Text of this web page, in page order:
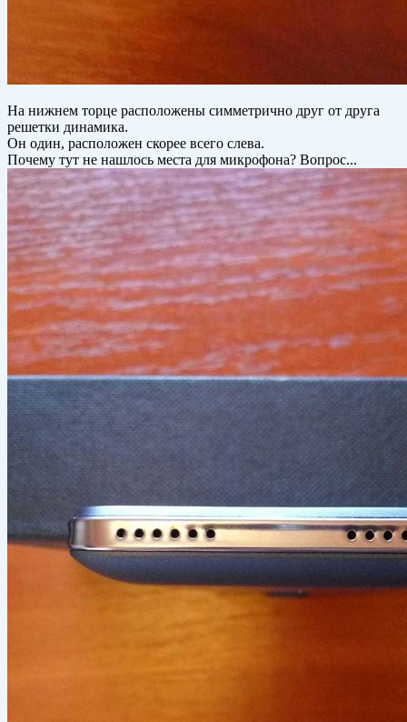
На нижнем торце расположены симметрично друг от друга
решетки динамика.
Он один, расположен скорее всего слева.
Почему тут не нашлось места для микрофона? Вопрос...